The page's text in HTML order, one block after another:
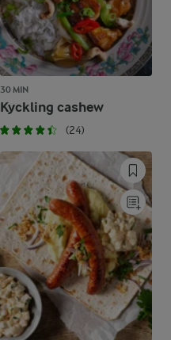
30 MIN
Kyckling cashew
(24)